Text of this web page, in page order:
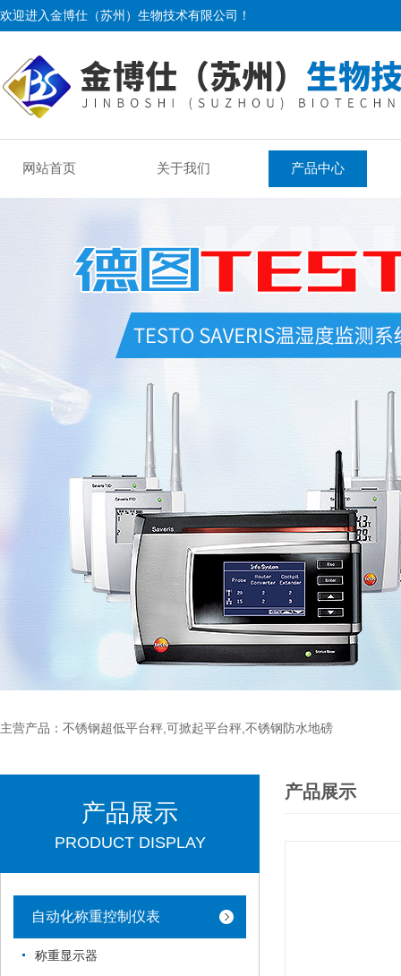
欢迎进入金博仕（苏州）生物技术有限公司！
网站首页 关于我们 产品中心
主营产品：不锈钢超低平台秤,可掀起平台秤,不锈钢防水地磅
产品展示
PRODUCT DISPLAY
自动化称重控制仪表
称重显示器
产品展示